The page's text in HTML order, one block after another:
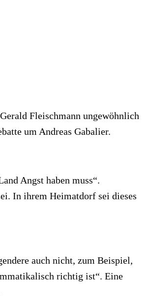
Fleischmann ungewöhnlich
um Andreas Gabalier.
Angst haben muss“.
In ihrem Heimatdorf sei dieses
auch nicht, zum Beispiel,
richtig ist“. Eine